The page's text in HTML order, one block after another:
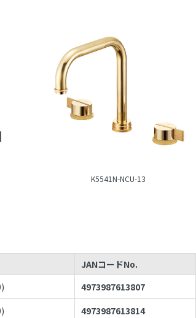
K5541N-NCU-13
JANコードNo.
)
4973987613807
)
4973987613814